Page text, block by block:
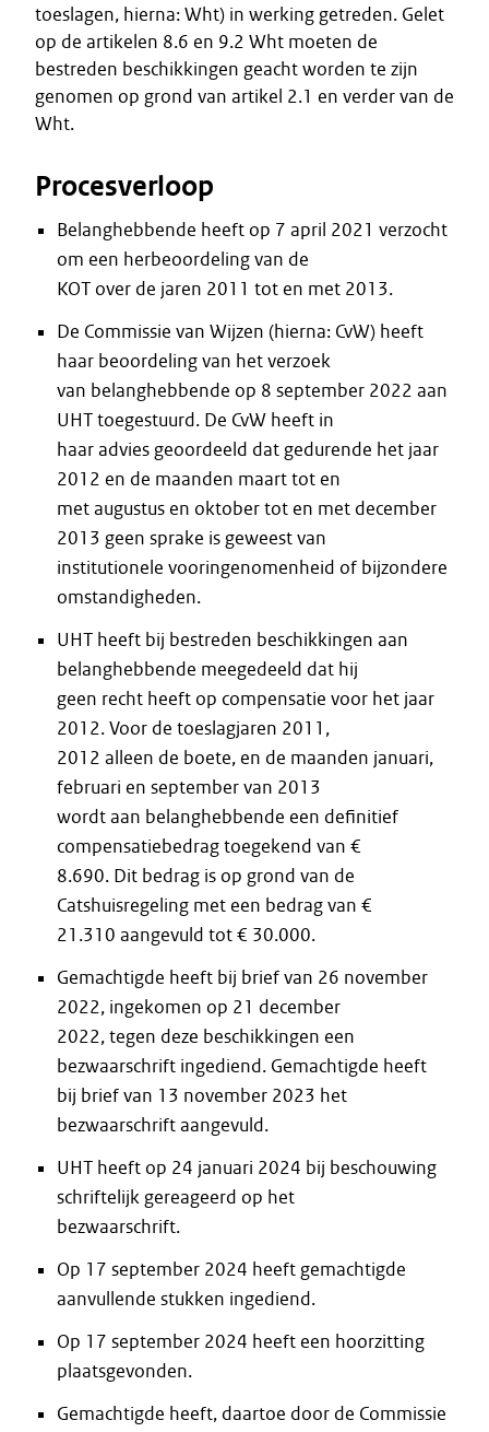
toeslagen, hierna: Wht) in werking getreden. Gelet
op de artikelen 8.6 en 9.2 Wht moeten de
bestreden beschikkingen geacht worden te zijn
genomen op grond van artikel 2.1 en verder van de
Wht.
Procesverloop
Belanghebbende heeft op 7 april 2021 verzocht
om een herbeoordeling van de
KOT over de jaren 2011 tot en met 2013.
De Commissie van Wijzen (hierna: CvW) heeft
haar beoordeling van het verzoek
van belanghebbende op 8 september 2022 aan
UHT toegestuurd. De CvW heeft in
haar advies geoordeeld dat gedurende het jaar
2012 en de maanden maart tot en
met augustus en oktober tot en met december
2013 geen sprake is geweest van
institutionele vooringenomenheid of bijzondere
omstandigheden.
UHT heeft bij bestreden beschikkingen aan
belanghebbende meegedeeld dat hij
geen recht heeft op compensatie voor het jaar
2012. Voor de toeslagjaren 2011,
2012 alleen de boete, en de maanden januari,
februari en september van 2013
wordt aan belanghebbende een definitief
compensatiebedrag toegekend van €
8.690. Dit bedrag is op grond van de
Catshuisregeling met een bedrag van €
21.310 aangevuld tot € 30.000.
Gemachtigde heeft bij brief van 26 november
2022, ingekomen op 21 december
2022, tegen deze beschikkingen een
bezwaarschrift ingediend. Gemachtigde heeft
bij brief van 13 november 2023 het
bezwaarschrift aangevuld.
UHT heeft op 24 januari 2024 bij beschouwing
schriftelijk gereageerd op het
bezwaarschrift.
Op 17 september 2024 heeft gemachtigde
aanvullende stukken ingediend.
Op 17 september 2024 heeft een hoorzitting
plaatsgevonden.
Gemachtigde heeft, daartoe door de Commissie